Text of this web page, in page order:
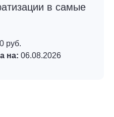
в самые
руб.
на: 06.08.2026